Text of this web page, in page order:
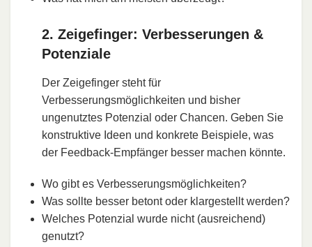
2. Zeigefinger: Verbesserungen &
Potenziale
Der Zeigefinger steht für
Verbesserungsmöglichkeiten und bisher
ungenutztes Potenzial oder Chancen. Geben Sie
konstruktive Ideen und konkrete Beispiele, was
der Feedback-Empfänger besser machen könnte.
Wo gibt es Verbesserungsmöglichkeiten?
Was sollte besser betont oder klargestellt werden?
Welches Potenzial wurde nicht (ausreichend)
genutzt?